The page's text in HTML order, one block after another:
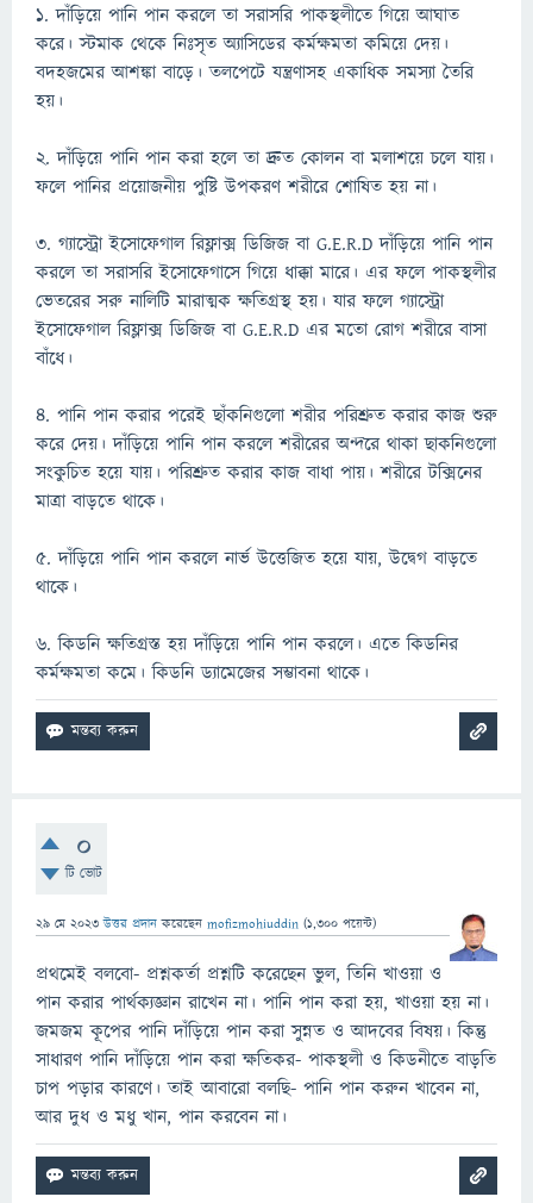
১. দাঁড়িয়ে পানি পান করলে তা সরাসরি পাকস্থলীতে গিয়ে আঘাত
করে। স্টমাক থেকে নিঃসৃত অ্যাসিডের কর্মক্ষমতা কমিয়ে দেয়।
বদহজমের আশঙ্কা বাড়ে। তলপেটে যন্ত্রণাসহ একাধিক সমস্যা তৈরি
হয়।
২. দাঁড়িয়ে পানি পান করা হলে তা দ্রুত কোলন বা মলাশয়ে চলে যায়।
ফলে পানির প্রয়োজনীয় পুষ্টি উপকরণ শরীরে শোষিত হয় না।
৩. গ্যাস্ট্রো ইসোফেগাল রিফ্লাক্স ডিজিজ বা G.E.R.D দাঁড়িয়ে পানি পান
করলে তা সরাসরি ইসোফেগাসে গিয়ে ধাক্কা মারে। এর ফলে পাকস্থলীর
ভেতরের সরু নালিটি মারাত্মক ক্ষতিগ্রস্থ হয়। যার ফলে গ্যাস্ট্রো
ইসোফেগাল রিফ্লাক্স ডিজিজ বা G.E.R.D এর মতো রোগ শরীরে বাসা
বাঁধে।
৪. পানি পান করার পরেই ছাঁকনিগুলো শরীর পরিশ্রুত করার কাজ শুরু
করে দেয়। দাঁড়িয়ে পানি পান করলে শরীরের অন্দরে থাকা ছাকনিগুলো
সংকুচিত হয়ে যায়। পরিশ্রুত করার কাজ বাধা পায়। শরীরে টক্সিনের
মাত্রা বাড়তে থাকে।
৫. দাঁড়িয়ে পানি পান করলে নার্ভ উত্তেজিত হয়ে যায়, উদ্বেগ বাড়তে
থাকে।
৬. কিডনি ক্ষতিগ্রস্ত হয় দাঁড়িয়ে পানি পান করলে। এতে কিডনির
কর্মক্ষমতা কমে। কিডনি ড্যামেজের সম্ভাবনা থাকে।
0
টি ভোট
29 মে 2023 উত্তর প্রদান করেছেন mofizmohiuddin (1,300 পয়েন্ট)
প্রথমেই বলবো- প্রশ্নকর্তা প্রশ্নটি করেছেন ভুল, তিনি খাওয়া ও
পান করার পার্থক্যজ্ঞান রাখেন না। পানি পান করা হয়, খাওয়া হয় না।
জমজম কূপের পানি দাঁড়িয়ে পান করা সুন্নত ও আদবের বিষয়। কিন্তু
সাধারণ পানি দাঁড়িয়ে পান করা ক্ষতিকর- পাকস্থলী ও কিডনীতে বাড়তি
চাপ পড়ার কারণে। তাই আবারো বলছি- পানি পান করুন খাবেন না,
আর দুধ ও মধু খান, পান করবেন না।